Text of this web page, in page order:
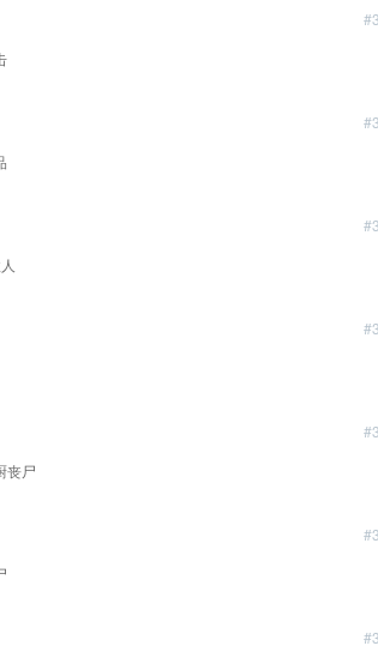
丧尸